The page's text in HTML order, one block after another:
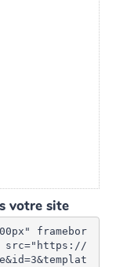
votre site
framebor
src="https://